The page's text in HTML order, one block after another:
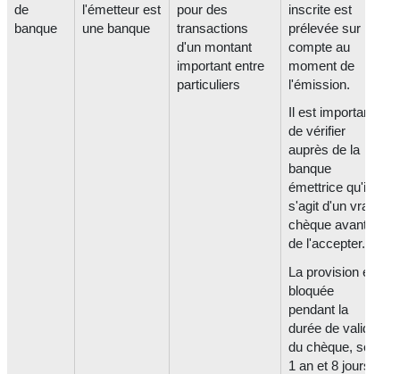
de
banque
l'émetteur est
une banque
pour des
transactions
d'un montant
important entre
particuliers
inscrite est
prélevée sur le
compte au
moment de
l'émission.
Il est important
de vérifier
auprès de la
banque
émettrice qu'il
s'agit d'un vrai
chèque avant
de l'accepter.
La provision est
bloquée
pendant la
durée de validité
du chèque, soit
1 an et 8 jours.